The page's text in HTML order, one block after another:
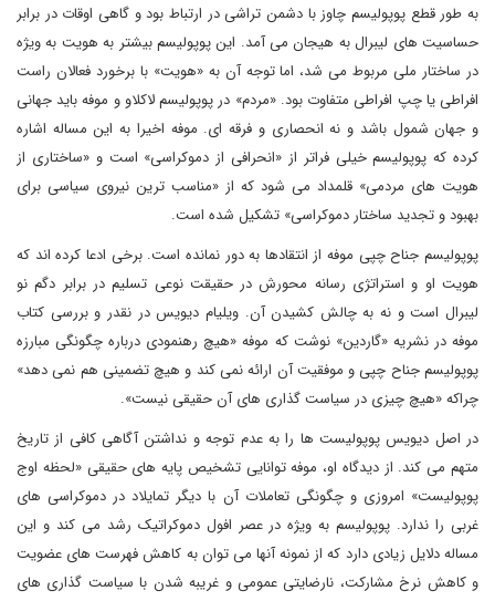
به طور قطع پوپولیسم چاوز با دشمن تراشی در ارتباط بود و گاهی اوقات در برابر
حساسیت های لیبرال به هیجان می آمد. این پوپولیسم بیشتر به هویت به ویژه
در ساختار ملی مربوط می شد، اما توجه آن به «هویت» با برخورد فعالان راست
افراطی یا چپ افراطی متفاوت بود. «مردم» در پوپولیسم لاکلاو و موفه باید جهانی
و جهان شمول باشد و نه انحصاری و فرقه ای. موفه اخیرا به این مساله اشاره
کرده که پوپولیسم خیلی فراتر از «انحرافی از دموکراسی» است و «ساختاری از
هویت های مردمی» قلمداد می شود که از «مناسب ترین نیروی سیاسی برای
بهبود و تجدید ساختار دموکراسی» تشکیل شده است.
پوپولیسم جناح چپی موفه از انتقادها به دور نمانده است. برخی ادعا کرده اند که
هویت او و استراتژی رسانه محورش در حقیقت نوعی تسلیم در برابر دگم نو
لیبرال است و نه به چالش کشیدن آن. ویلیام دیویس در نقدر و بررسی کتاب
موفه در نشریه «گاردین» نوشت که موفه «هیچ رهنمودی درباره چگونگی مبارزه
پوپولیسم جناح چپی و موفقیت آن ارائه نمی کند و هیچ تضمینی هم نمی دهد»
چراکه «هیچ چیزی در سیاست گذاری های آن حقیقی نیست».
در اصل دیویس پوپولیست ها را به عدم توجه و نداشتن آگاهی کافی از تاریخ
متهم می کند. از دیدگاه او، موفه توانایی تشخیص پایه های حقیقی «لحظه اوج
پوپولیست» امروزی و چگونگی تعاملات آن با دیگر تمایلاد در دموکراسی های
غربی را ندارد. پوپولیسم به ویژه در عصر افول دموکراتیک رشد می کند و این
مساله دلایل زیادی دارد که از نمونه آنها می توان به کاهش فهرست های عضویت
و کاهش نرخ مشارکت، نارضایتی عمومی و غریبه شدن با سیاست گذاری های